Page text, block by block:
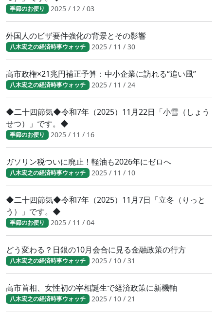
季節のお便り 2025 / 12 / 03
外国人のビザ要件強化の背景とその影響
八木宏之の経済時事ウォッチ 2025 / 11 / 30
高市政権×21兆円補正予算：中小企業に訪れる“追い風”
八木宏之の経済時事ウォッチ 2025 / 11 / 24
◆二十四節気◆令和7年（2025）11月22日「小雪（しょう
せつ）」です。◆
季節のお便り 2025 / 11 / 16
ガソリン税ついに廃止！軽油も2026年にゼロへ
八木宏之の経済時事ウォッチ 2025 / 11 / 10
◆二十四節気◆令和7年（2025）11月7日「立冬（りっと
う）」です。◆
季節のお便り 2025 / 11 / 04
どう変わる？日銀の10月会合に見る金融政策の行方
八木宏之の経済時事ウォッチ 2025 / 10 / 31
高市首相、女性初の宰相誕生で経済政策に新機軸
八木宏之の経済時事ウォッチ 2025 / 10 / 21